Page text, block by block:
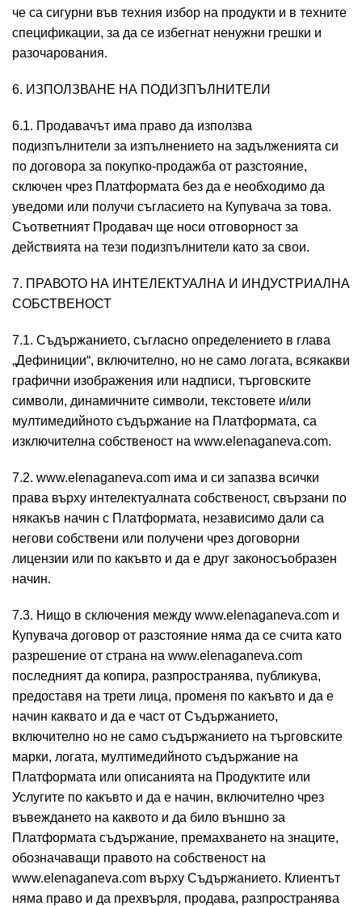
че са сигурни във техния избор на продукти и в техните
спецификации, за да се избегнат ненужни грешки и
разочарования.
6. ИЗПОЛЗВАНЕ НА ПОДИЗПЪЛНИТЕЛИ
6.1. Продавачът има право да използва
подизпълнители за изпълнението на задълженията си
по договора за покупко-продажба от разстояние,
сключен чрез Платформата без да е необходимо да
уведоми или получи съгласието на Купувача за това.
Съответният Продавач ще носи отговорност за
действията на тези подизпълнители като за свои.
7. ПРАВОТО НА ИНТЕЛЕКТУАЛНА И ИНДУСТРИАЛНА
СОБСТВЕНОСТ
7.1. Съдържанието, съгласно определението в глава
„Дефиниции“, включително, но не само логата, всякакви
графични изображения или надписи, търговските
символи, динамичните символи, текстовете и/или
мултимедийното съдържание на Платформата, са
изключителна собственост на www.elenaganeva.com.
7.2. www.elenaganeva.com има и си запазва всички
права върху интелектуалната собственост, свързани по
някакъв начин с Платформата, независимо дали са
негови собствени или получени чрез договорни
лицензии или по какъвто и да е друг законосъобразен
начин.
7.3. Нищо в сключения между www.elenaganeva.com и
Купувача договор от разстояние няма да се счита като
разрешение от страна на www.elenaganeva.com
последният да копира, разпространява, публикува,
предоставя на трети лица, променя по какъвто и да е
начин каквато и да е част от Съдържанието,
включително но не само съдържанието на търговските
марки, логата, мултимедийното съдържание на
Платформата или описанията на Продуктите или
Услугите по какъвто и да е начин, включително чрез
въвеждането на каквото и да било външно за
Платформата съдържание, премахването на знаците,
обозначаващи правото на собственост на
www.elenaganeva.com върху Съдържанието. Клиентът
няма право и да прехвърля, продава, разпространява